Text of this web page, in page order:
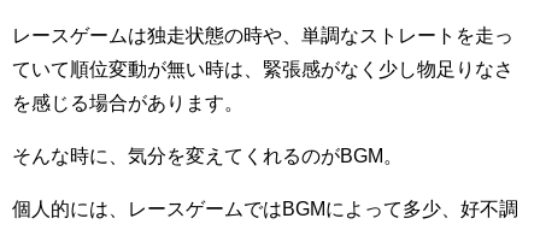
レースゲームは独走状態の時や、単調なストレートを走っ
ていて順位変動が無い時は、緊張感がなく少し物足りなさ
を感じる場合があります。
そんな時に、気分を変えてくれるのがBGM。
個人的には、レースゲームではBGMによって多少、好不調